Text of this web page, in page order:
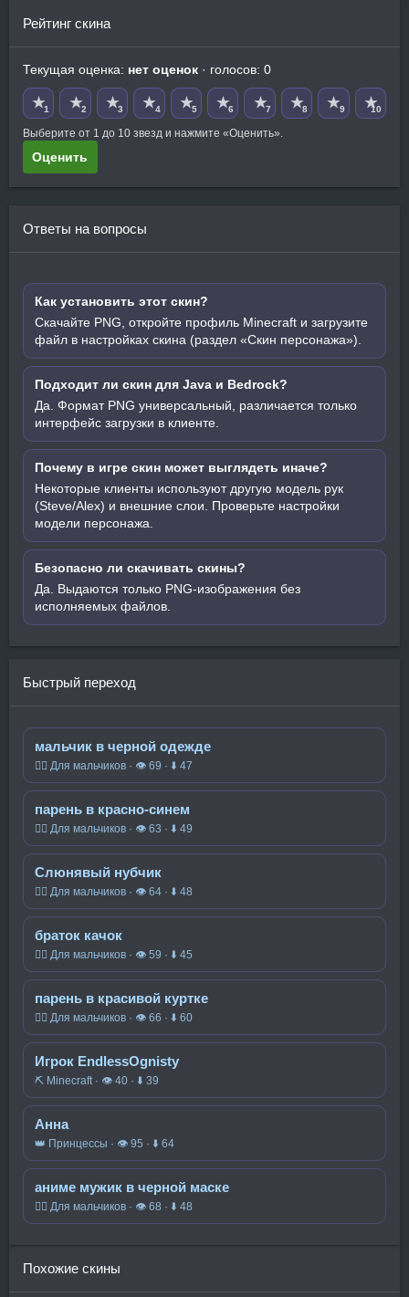
Рейтинг скина
Текущая оценка: нет оценок · голосов: 0
★1 ★2 ★3 ★4 ★5 ★6 ★7 ★8 ★9 ★10
Выберите от 1 до 10 звезд и нажмите «Оценить».
Оценить
Ответы на вопросы
Как установить этот скин?
Скачайте PNG, откройте профиль Minecraft и загрузите
файл в настройках скина (раздел «Скин персонажа»).
Подходит ли скин для Java и Bedrock?
Да. Формат PNG универсальный, различается только
интерфейс загрузки в клиенте.
Почему в игре скин может выглядеть иначе?
Некоторые клиенты используют другую модель рук
(Steve/Alex) и внешние слои. Проверьте настройки
модели персонажа.
Безопасно ли скачивать скины?
Да. Выдаются только PNG-изображения без
исполняемых файлов.
Быстрый переход
мальчик в черной одежде
🧍‍♂️ Для мальчиков · 👁 69 · ⬇ 47
парень в красно-синем
🧍‍♂️ Для мальчиков · 👁 63 · ⬇ 49
Слюнявый нубчик
🧍‍♂️ Для мальчиков · 👁 64 · ⬇ 48
браток качок
🧍‍♂️ Для мальчиков · 👁 59 · ⬇ 45
парень в красивой куртке
🧍‍♂️ Для мальчиков · 👁 66 · ⬇ 60
Игрок EndlessOgnisty
⛏️ Minecraft · 👁 40 · ⬇ 39
Анна
👑 Принцессы · 👁 95 · ⬇ 64
аниме мужик в черной маске
🧍‍♂️ Для мальчиков · 👁 68 · ⬇ 48
Похожие скины